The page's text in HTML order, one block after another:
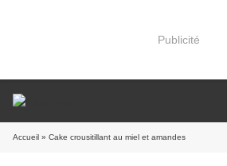
Publicité
Accueil » Cake crousitillant au miel et amandes